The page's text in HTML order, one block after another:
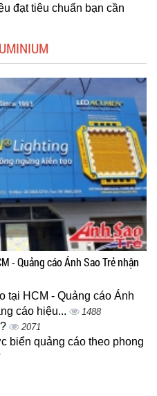
đạt tiêu chuẩn bạn cần
- Quảng cáo Ánh Sao Trẻ nhận
tại HCM - Quảng cáo Ánh
cáo hiệu...
1488
2071
biển quảng cáo theo phong